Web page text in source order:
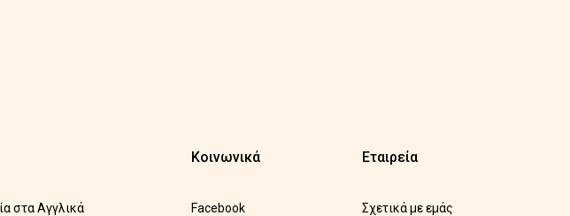
στα Αγγλικά
Κοινωνικά
Facebook
Εταιρεία
Σχετικά με εμάς